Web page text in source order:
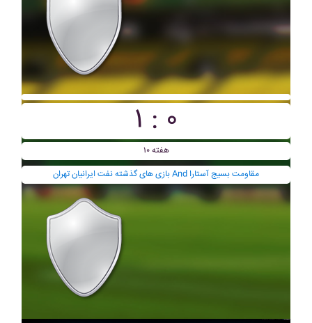
۱ : ۰
هفته ۱۰
بازی های گذشته نفت ايرانيان تهران And مقاومت بسيج آستارا